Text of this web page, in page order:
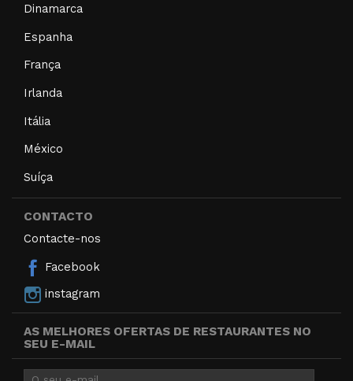
Dinamarca
Espanha
França
Irlanda
Itália
México
Suíça
CONTACTO
Contacte-nos
Facebook
instagram
AS MELHORES OFERTAS DE RESTAURANTES NO
SEU E-MAIL